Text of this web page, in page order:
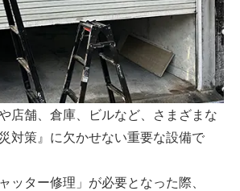
店舗、倉庫、ビルなど、さまざまな
対策』に欠かせない重要な設備で
ッター修理」が必要となった際、